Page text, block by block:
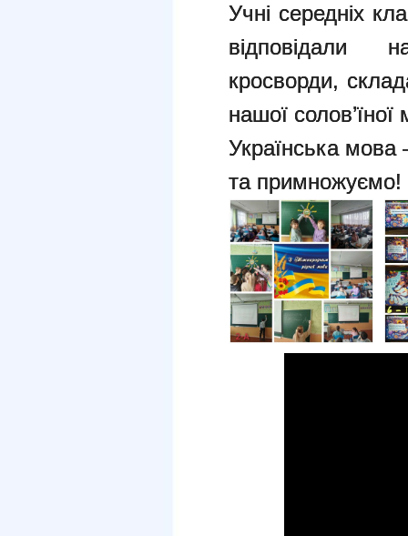
Учні середніх
відповідали
кросворди,
нашої солов’їної
Українська
та примножуємо!